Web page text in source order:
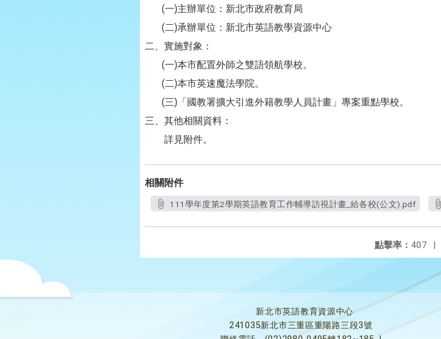
(一)主辦單位：新北市政府教育局
(二)承辦單位：新北市英語教學資源中心
二、實施對象：
(一)本市配置外師之雙語領航學校。
(二)本市英速魔法學院。
(三)「國教署擴大引進外籍教學人員計畫」專案重點學校。
三、其他相關資料：
詳見附件。
相關附件
111學年度第2學期英語教育工作輔導訪視計畫_給各校(公文).pdf
點擊率： 407 |
新北市英語教育資源中心
241035新北市三重區重陽路三段3號